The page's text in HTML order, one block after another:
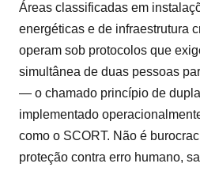
Áreas classificadas em
energéticas e de infraestrutura
operam sob protocolos que
simultânea de duas pessoas
— o chamado princípio de
implementado
como o SCORT. Não é
proteção contra erro humano,